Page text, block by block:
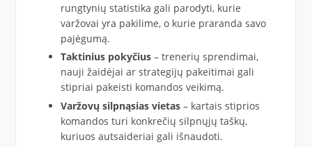
rungtynių statistika gali parodyti, kurie
varžovai yra pakilime, o kurie praranda savo
pajėgumą.
Taktinius pokyčius– trenerių sprendimai,
nauji žaidėjai ar strategijų pakeitimai gali
stipriai pakeisti komandos veikimą.
Varžovų silpnąsias vietas– kartais stiprios
komandos turi konkrečių silpnųjų taškų,
kuriuos autsaideriai gali išnaudoti.